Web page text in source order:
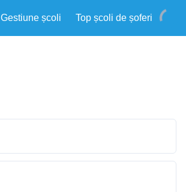
Gestiune școli Top școli de șoferi